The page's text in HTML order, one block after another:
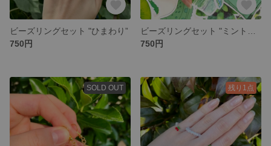
ビーズリングセット "ひまわり”
750円
750円
SOLD OUT 残り1点